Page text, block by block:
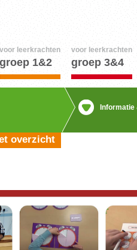
voor leerkrachten
groep 1&2
voor leerkrachten
groep 3&4
overzicht
Informatie